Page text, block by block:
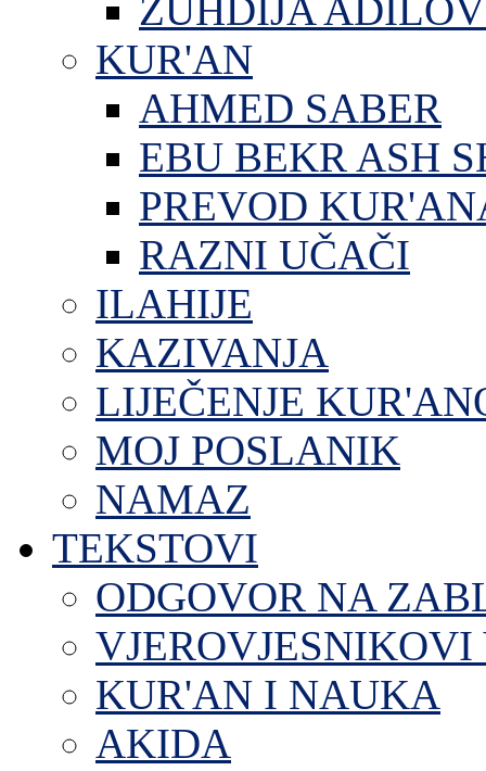
ZUHDIJA
KUR'AN
AHMED SABER
EBU BEKR ASH
PREVOD
RAZNI UČAČI
ILAHIJE
KAZIVANJA
LIJEČENJE
MOJ POSLANIK
NAMAZ
TEKSTOVI
ODGOVOR NA
VJEROVJESNIKOVI
KUR'AN I NAUKA
AKIDA